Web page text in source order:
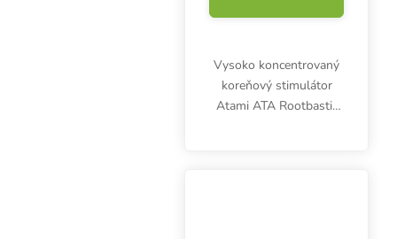
Vysoko koncentrovaný
koreňový stimulátor
Atami ATA Rootbastic